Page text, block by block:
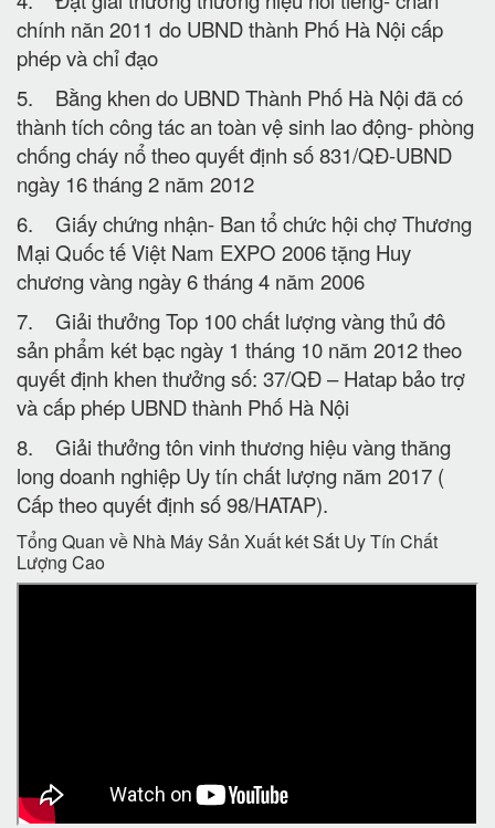
chính năn 2011 do UBND thành Phố Hà Nội cấp
phép và chỉ đạo
5. Bằng khen do UBND Thành Phố Hà Nội đã có
thành tích công tác an toàn vệ sinh lao động- phòng
chống cháy nổ theo quyết định số 831/QĐ-UBND
ngày 16 tháng 2 năm 2012
6. Giấy chứng nhận- Ban tổ chức hội chợ Thương
Mại Quốc tế Việt Nam EXPO 2006 tặng Huy
chương vàng ngày 6 tháng 4 năm 2006
7. Giải thưởng Top 100 chất lượng vàng thủ đô
sản phẩm két bạc ngày 1 tháng 10 năm 2012 theo
quyết định khen thưởng số: 37/QĐ – Hatap bảo trợ
và cấp phép UBND thành Phố Hà Nội
8. Giải thưởng tôn vinh thương hiệu vàng thăng
long doanh nghiệp Uy tín chất lượng năm 2017 (
Cấp theo quyết định số 98/HATAP).
Tổng Quan về Nhà Máy Sản Xuất két Sắt Uy Tín Chất
Lượng Cao